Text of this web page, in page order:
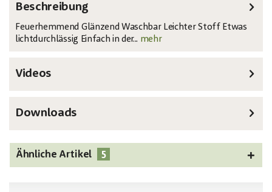
Beschreibung
Feuerhemmend Glänzend Waschbar Leichter Stoff Etwas
lichtdurchlässig Einfach in der... mehr
Videos
Downloads
Ähnliche Artikel 5